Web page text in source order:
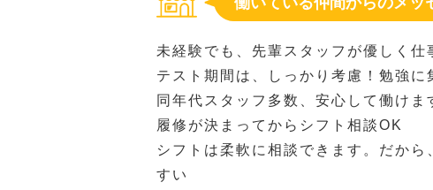
未経験でも、先輩スタッフが優しく仕
テスト期間は、しっかり考慮！勉強に
同年代スタッフ多数、安心して働けま
履修が決まってからシフト相談OK
シフトは柔軟に相談できます。だか
すい